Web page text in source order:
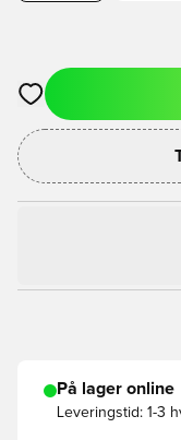
Åbner en Modal til
På lager online
Leveringstid: 1-3